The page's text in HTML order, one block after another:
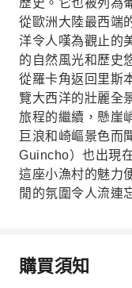
歷史。它也被列為
從歐洲大陸最西端
洋令人嘆為觀止的
的自然風光和歷史
從羅卡角返回里斯
覽大西洋的壯麗全
旅程的繼續，懸崖
巨浪和崎嶇景色而
Guincho）也出現
這座小漁村的魅力
閒的氛圍令人流連
購買須知